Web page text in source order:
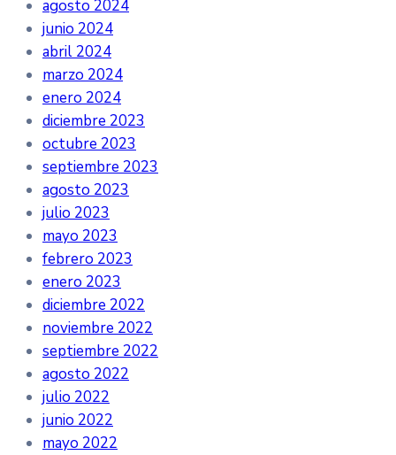
agosto 2024
junio 2024
abril 2024
marzo 2024
enero 2024
diciembre 2023
octubre 2023
septiembre 2023
agosto 2023
julio 2023
mayo 2023
febrero 2023
enero 2023
diciembre 2022
noviembre 2022
septiembre 2022
agosto 2022
julio 2022
junio 2022
mayo 2022